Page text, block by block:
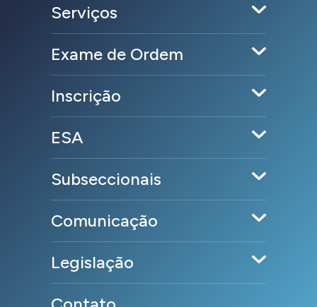
Serviços
Exame de Ordem
Inscrição
ESA
Subseccionais
Comunicação
Legislação